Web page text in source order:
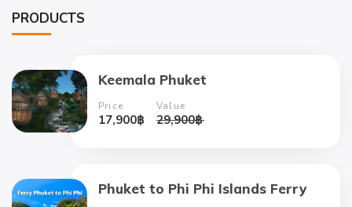
PRODUCTS
Keemala Phuket
Price
17,900฿
Value
29,900฿
Phuket to Phi Phi Islands Ferry